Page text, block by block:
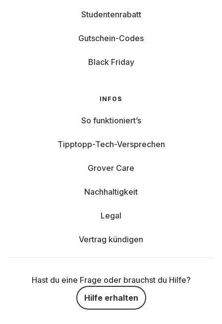
Studentenrabatt
Gutschein-Codes
Black Friday
INFOS
So funktioniert’s
Tipptopp-Tech-Versprechen
Grover Care
Nachhaltigkeit
Legal
Vertrag kündigen
Hast du eine Frage oder brauchst du Hilfe?
Hilfe erhalten